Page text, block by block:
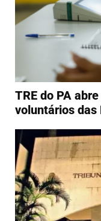
TRE do PA
voluntários das